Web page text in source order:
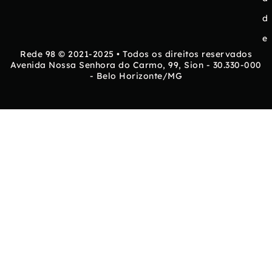
d
e
Rede 98 © 2021-2025 • Todos os direitos reservados
Avenida Nossa Senhora do Carmo, 99, Sion - 30.330-000
- Belo Horizonte/MG